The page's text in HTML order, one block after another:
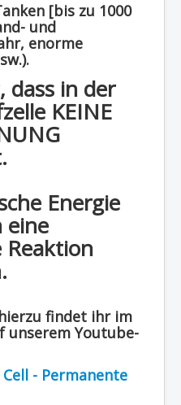
[bis zu 1000
und
enorme
dass in der
KEINE
Energie
eine
Reaktion
findet ihr im
unserem Youtube-
Cell - Permanente